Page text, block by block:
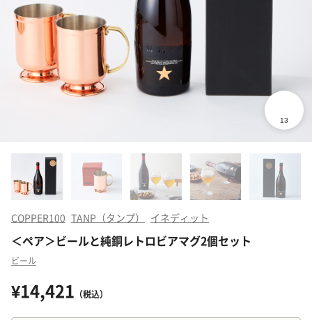
COPPER100 TANP（タンプ） イネディット
＜ペア＞ビールと純銅レトロビアマグ2個セット
ビール
¥14,421 （税込）